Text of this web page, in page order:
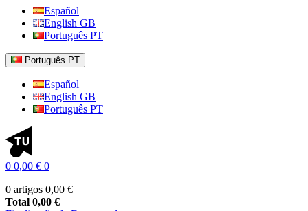
Español
English GB
Português PT
Português PT
Español
English GB
Português PT
0 0,00 € 0
0 artigos 0,00 €
Total 0,00 €